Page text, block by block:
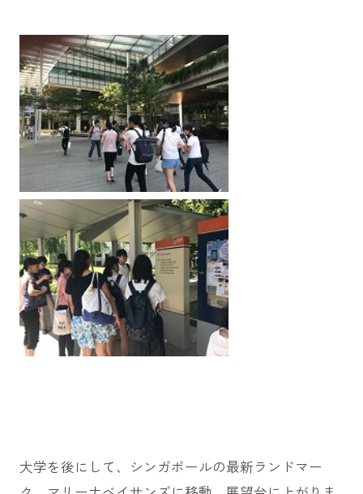
大学を後にして、シンガポールの最新ランドマー